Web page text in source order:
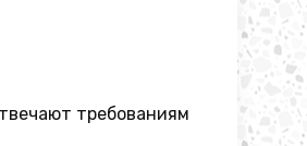
требованиям